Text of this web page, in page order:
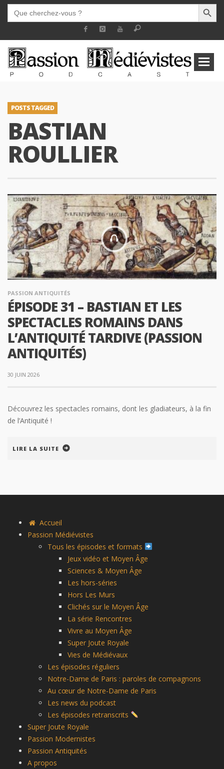
SEARCH
FOR:
SEARCH
POSTS TAGGED
BASTIAN
ROULLIER
PASSION ANTIQUITÉS
ÉPISODE 31 – BASTIAN ET LES
SPECTACLES ROMAINS DANS
L’ANTIQUITÉ TARDIVE (PASSION
ANTIQUITÉS)
30 JUIN 2026
Découvrez les spectacles romains, dont les gladiateurs, à la fin
de l’Antiquité !
LIRE LA SUITE
Accueil
Passion Médiévistes
Tous les épisodes et formats
Jeux vidéo et Moyen Âge
Sciences & Moyen Âge
Les hors-séries
Hors Les Murs
Clichés sur le Moyen Âge
La série Rencontres
Vivre au Moyen Âge
Super Joute Royale
Vies de Médiévaux
Les épisodes réguliers
Notre-Dame de Paris : paroles de compagnons
Au cœur de Notre-Dame de Paris
Les news du podcast
Les épisodes retranscrits
Super Joute Royale
Passion Modernistes
Passion Antiquités
A propos